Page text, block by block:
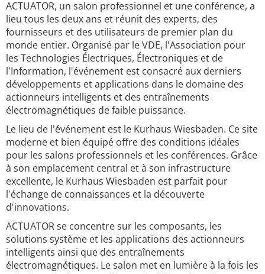
ACTUATOR, un salon professionnel et une conférence, a
lieu tous les deux ans et réunit des experts, des
fournisseurs et des utilisateurs de premier plan du
monde entier. Organisé par le VDE, l'Association pour
les Technologies Électriques, Électroniques et de
l'Information, l'événement est consacré aux derniers
développements et applications dans le domaine des
actionneurs intelligents et des entraînements
électromagnétiques de faible puissance.
Le lieu de l'événement est le Kurhaus Wiesbaden. Ce site
moderne et bien équipé offre des conditions idéales
pour les salons professionnels et les conférences. Grâce
à son emplacement central et à son infrastructure
excellente, le Kurhaus Wiesbaden est parfait pour
l'échange de connaissances et la découverte
d'innovations.
ACTUATOR se concentre sur les composants, les
solutions système et les applications des actionneurs
intelligents ainsi que des entraînements
électromagnétiques. Le salon met en lumière à la fois les